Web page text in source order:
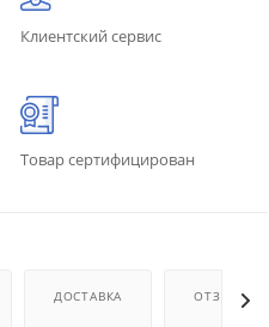
Клиентский сервис
Товар сертифицирован
ДОСТАВКА ОТЗЫВЫ